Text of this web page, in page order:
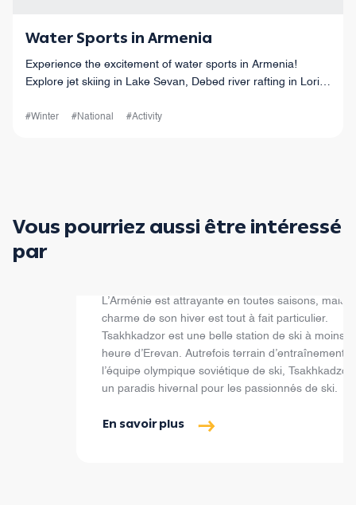
Water Sports in Armenia
Experience the excitement of water sports in Armenia!
Explore jet skiing in Lake Sevan, Debed river rafting in Lori
#Winter #National #Activity
Vous pourriez aussi être intéressé
par
L’Arménie est attrayante en toutes saisons, mais
charme de son hiver est tout à fait particulier.
Tsakhkadzor est une belle station de ski à moins
heure d’Erevan. Autrefois terrain d’entraînement
l’équipe olympique soviétique de ski, Tsakhkadzor
un paradis hivernal pour les passionnés de ski.
En savoir plus